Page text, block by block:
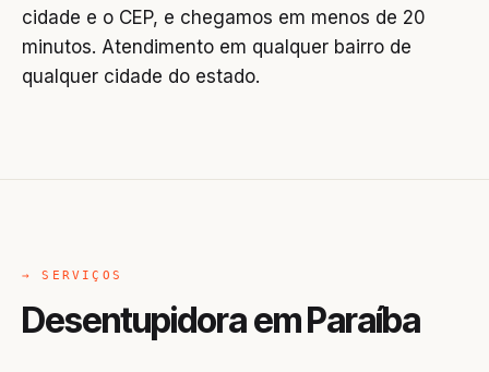
cidade e o CEP, e chegamos em menos de 20
minutos. Atendimento em qualquer bairro de
qualquer cidade do estado.
→ SERVIÇOS
Desentupidora em Paraíba